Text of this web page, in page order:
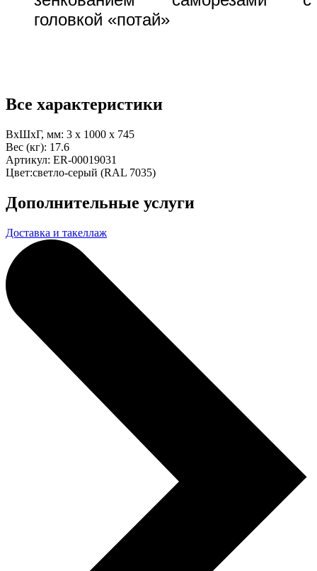
головкой «потай»
Все характеристики
ВхШхГ, мм: 3 x 1000 x 745
Вес (кг): 17.6
Артикул: ER-00019031
Цвет:светло-серый (RAL 7035)
Дополнительные услуги
Доставка и такеллаж